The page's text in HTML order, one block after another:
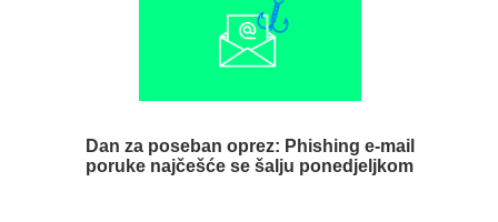
Dan za poseban oprez: Phishing e-mail
poruke najčešće se šalju ponedjeljkom